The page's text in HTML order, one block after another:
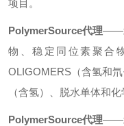
项目。
PolymerSource代理——
物、稳定同位素聚合
OLIGOMERS（含氢和
（含氢）、脱水单体和化
PolymerSource代理——